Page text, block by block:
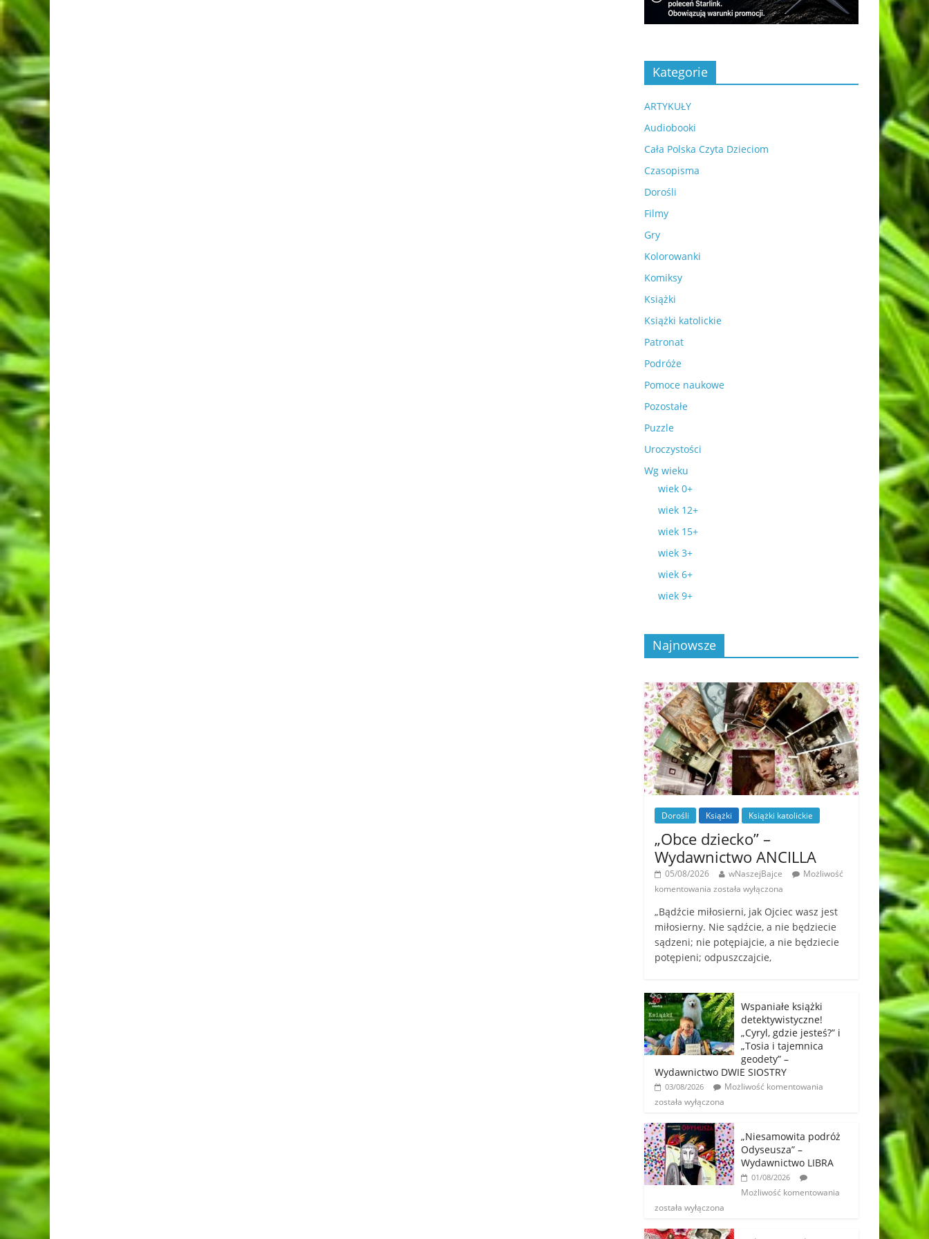
Kategorie
ARTYKUŁY
Audiobooki
Cała Polska Czyta Dzieciom
Czasopisma
Dorośli
Filmy
Gry
Kolorowanki
Komiksy
Książki
Książki katolickie
Patronat
Podróże
Pomoce naukowe
Pozostałe
Puzzle
Uroczystości
Wg wieku
wiek 0+
wiek 12+
wiek 15+
wiek 3+
wiek 6+
wiek 9+
Najnowsze
Dorośli Książki Książki katolickie
„Obce dziecko” –
Wydawnictwo ANCILLA
05/08/2026 wNaszejBajce
Możliwość
komentowania została wyłączona
„Bądźcie miłosierni, jak Ojciec wasz jest
miłosierny. Nie sądźcie, a nie będziecie
sądzeni; nie potępiajcie, a nie będziecie
potępieni; odpuszczajcie,
Wspaniałe książki
detektywistyczne!
„Cyryl, gdzie jesteś?” i
„Tosia i tajemnica
geodety” –
Wydawnictwo DWIE SIOSTRY
03/08/2026
Możliwość komentowania
została wyłączona
„Niesamowita podróż
Odyseusza” –
Wydawnictwo LIBRA
01/08/2026
Możliwość komentowania
została wyłączona